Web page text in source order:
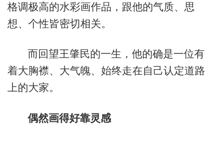
格调极高的水彩画作品，跟他的气质、思
想、个性皆密切相关。
而回望王肇民的一生，他的确是一位有
着大胸襟、大气魄、始终走在自己认定道路
上的大家。
偶然画得好靠灵感